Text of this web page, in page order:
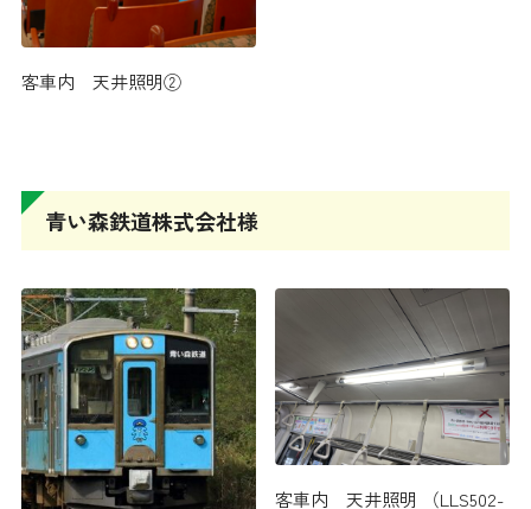
客車内 天井照明②
青い森鉄道株式会社様
客車内 天井照明 （LLS502-